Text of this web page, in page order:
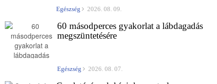
Egészség 2026. 08. 09.
60 másodperces gyakorlat a lábdagadás
megszüntetésére
Egészség 2026. 08. 07.